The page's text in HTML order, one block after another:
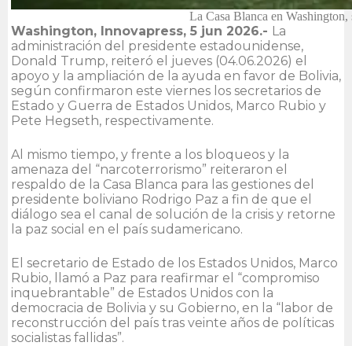
La Casa Blanca en
Washington, Innovapress, 5 jun 2026.- La
administración del presidente estadounidense,
Donald Trump, reiteró el jueves (04.06.2026) el
apoyo y la ampliación de la ayuda en favor de Bolivia,
según confirmaron este viernes los secretarios de
Estado y Guerra de Estados Unidos, Marco Rubio y
Pete Hegseth, respectivamente.
Al mismo tiempo, y frente a los bloqueos y la
amenaza del “narcoterrorismo” reiteraron el
respaldo de la Casa Blanca para las gestiones del
presidente boliviano Rodrigo Paz a fin de que el
diálogo sea el canal de solución de la crisis y retorne
la paz social en el país sudamericano.
El secretario de Estado de los Estados Unidos, Marco
Rubio, llamó a Paz para reafirmar el “compromiso
inquebrantable” de Estados Unidos con la
democracia de Bolivia y su Gobierno, en la “labor de
reconstrucción del país tras veinte años de políticas
socialistas fallidas”.